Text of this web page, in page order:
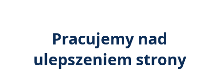
Pracujemy nad
ulepszeniem strony